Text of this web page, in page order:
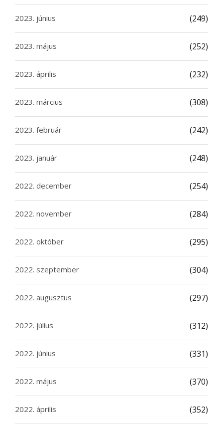
2023. június (249)
2023. május (252)
2023. április (232)
2023. március (308)
2023. február (242)
2023. január (248)
2022. december (254)
2022. november (284)
2022. október (295)
2022. szeptember (304)
2022. augusztus (297)
2022. július (312)
2022. június (331)
2022. május (370)
2022. április (352)